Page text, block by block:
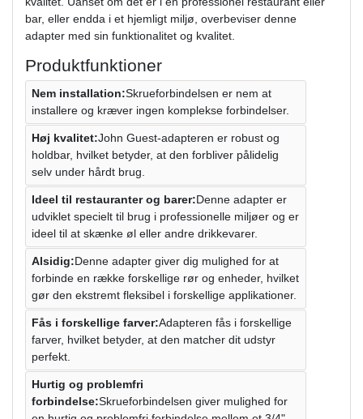
bar, eller endda i et hjemligt miljø, overbeviser denne
adapter med sin funktionalitet og kvalitet.
Produktfunktioner
Nem installation:Skrueforbindelsen er nem at
installere og kræver ingen komplekse forbindelser.
Høj kvalitet:John Guest-adapteren er robust og
holdbar, hvilket betyder, at den forbliver pålidelig
selv under hårdt brug.
Ideel til restauranter og barer:Denne adapter er
udviklet specielt til brug i professionelle miljøer og er
ideel til at skænke øl eller andre drikkevarer.
Alsidig:Denne adapter giver dig mulighed for at
forbinde en række forskellige rør og enheder, hvilket
gør den ekstremt fleksibel i forskellige applikationer.
Fås i forskellige farver:Adapteren fås i forskellige
farver, hvilket betyder, at den matcher dit udstyr
perfekt.
Hurtig og problemfri
forbindelse:Skrueforbindelsen giver mulighed for